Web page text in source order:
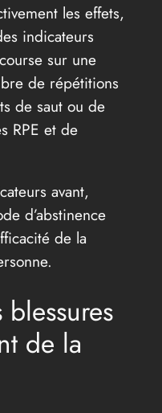
les effets,
indicateurs
sur une
de répétitions
de saut ou de
RPE et de
avant,
d’abstinence
de la
de la